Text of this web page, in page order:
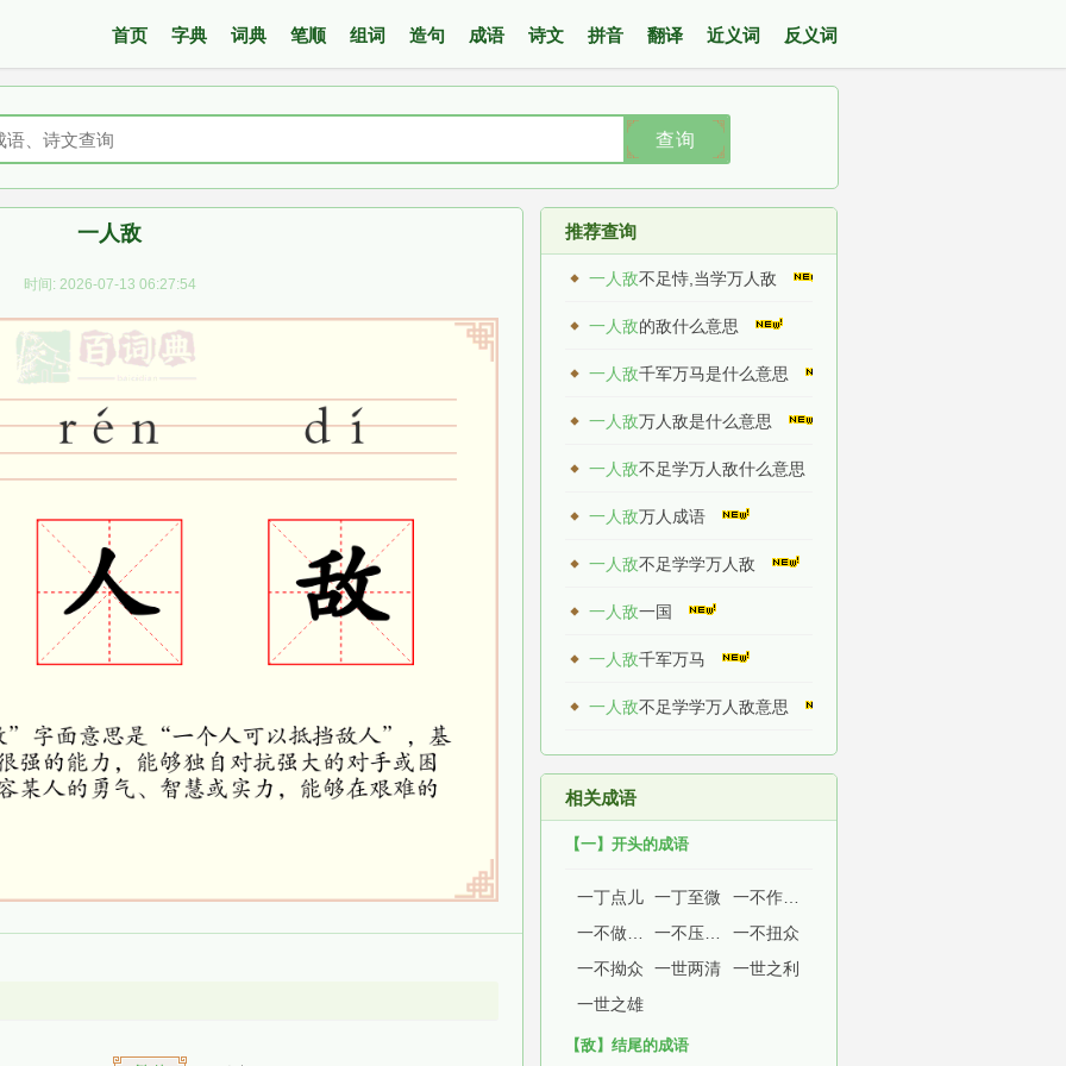
首页 字典 词典 笔顺 组词 造句 成语 诗文 拼音 翻译 近义词 反义词
查询
一人敌
时间: 2026-07-13 06:27:54
推荐查询
一人敌不足恃,当学万人敌
一人敌的敌什么意思
一人敌千军万马是什么意思
一人敌万人敌是什么意思
一人敌不足学万人敌什么意思
一人敌万人成语
一人敌不足学学万人敌
一人敌一国
一人敌千军万马
一人敌不足学学万人敌意思
相关成语
【一】开头的成语
一丁点儿 一丁至微
一不作，二不休
一不扭众
一不拗众
一世两清
一世之利
一世之雄
【敌】结尾的成语